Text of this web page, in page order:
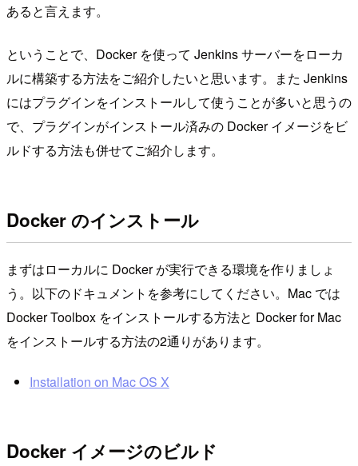
あると言えます。
ということで、Docker を使って Jenkins サーバーをローカ
ルに構築する方法をご紹介したいと思います。また Jenkins
にはプラグインをインストールして使うことが多いと思うの
で、プラグインがインストール済みの Docker イメージをビ
ルドする方法も併せてご紹介します。
Docker のインストール
まずはローカルに Docker が実行できる環境を作りましょ
う。以下のドキュメントを参考にしてください。Mac では
Docker Toolbox をインストールする方法と Docker for Mac
をインストールする方法の2通りがあります。
Installation on Mac OS X
Docker イメージのビルド